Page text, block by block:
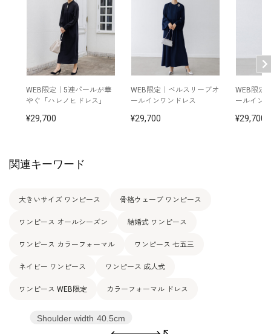
WEB限定｜5連パールが華
ぐ「ハレノヒドレス」
29,700
WEB限定｜ベルスリーブオ
ールインワンドレス
29,700
WEB限定
ールイン
29,700
関連キーワード
大きいサイズ ワンピース 骨格ウェーブ ワンピース
ワンピース オールシーズン 結婚式 ワンピース
ワンピース カラーフォーマル ワンピース 七五三
ネイビー ワンピース ワンピース 成人式
ワンピース WEB限定 カラーフォーマル ドレス
Shoulder width 40.5cm